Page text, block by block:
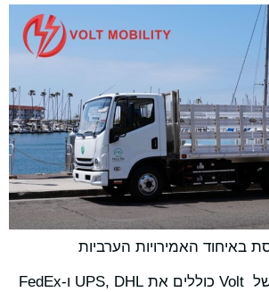
באיחוד האמירויות הערביות
הלקוחות הנוכחיים של Volt כוללים את UPS, DHL ו-FedEx